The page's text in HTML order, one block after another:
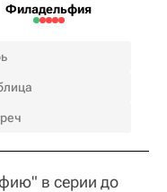
Филадельфия
в серии до